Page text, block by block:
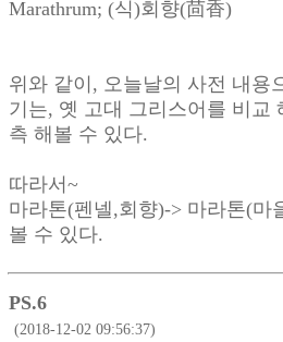
Marathrum; (식)회향(茴香)
위와 같이, 오늘날의 사전 내용
기는, 옛 고대 그리스어를 비교
측 해볼 수 있다.
따라서~
마라톤(펜넬,회향)-> 마라톤(마
볼 수 있다.
PS.6
(2018-12-02 09:56:37)